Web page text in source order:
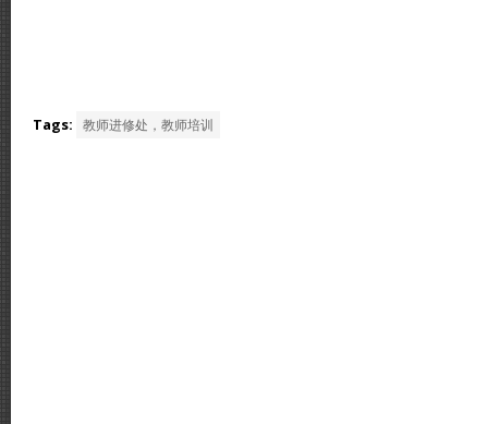
Tags: 教师进修处，教师培训